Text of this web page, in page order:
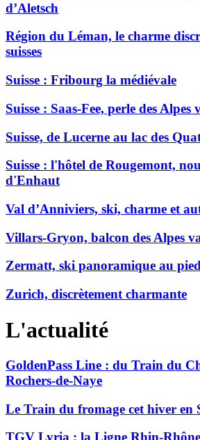
d’Aletsch
Région du Léman, le charme
suisses
Suisse : Fribourg la médiévale
Suisse : Saas-Fee, perle des Alpes
Suisse, de Lucerne au lac des
Suisse : l'hôtel de Rougemont,
d'Enhaut
Val d’Anniviers, ski, charme et
Villars-Gryon, balcon des Alpes
Zermatt, ski panoramique au
Zurich, discrètement charmante
L'actualité
GoldenPass Line : du Train du
Rochers-de-Naye
Le Train du fromage cet hiver en